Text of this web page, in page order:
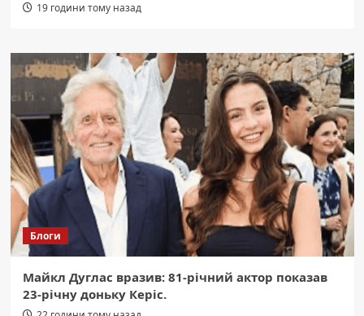
19 години тому назад
Блоги
Майкл Дуглас вразив: 81-річний актор показав
23-річну доньку Керіс.